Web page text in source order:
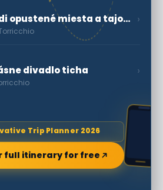
Ak máte radi opustené miesta a tajomnú auru, nemôžete ›
divadlo ticha ›
Trip Planner 2026
full itinerary for free